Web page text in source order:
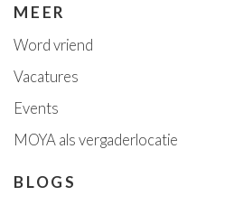
MEER
Word vriend
Vacatures
Events
MOYA als vergaderlocatie
BLOGS